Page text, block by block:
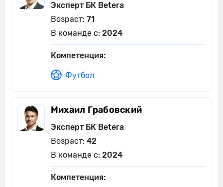
Эксперт БК Betera
Возраст: 71
В команде с: 2024
Компетенция:
Футбол
Михаил Грабовский
Эксперт БК Betera
Возраст: 42
В команде с: 2024
Компетенция: